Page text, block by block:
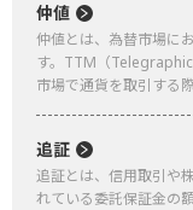
仲値
仲値とは、為替市場に
す。TTM（
市場で通貨を取引する
追証
追証とは、信用取引や
れている委託保証金の